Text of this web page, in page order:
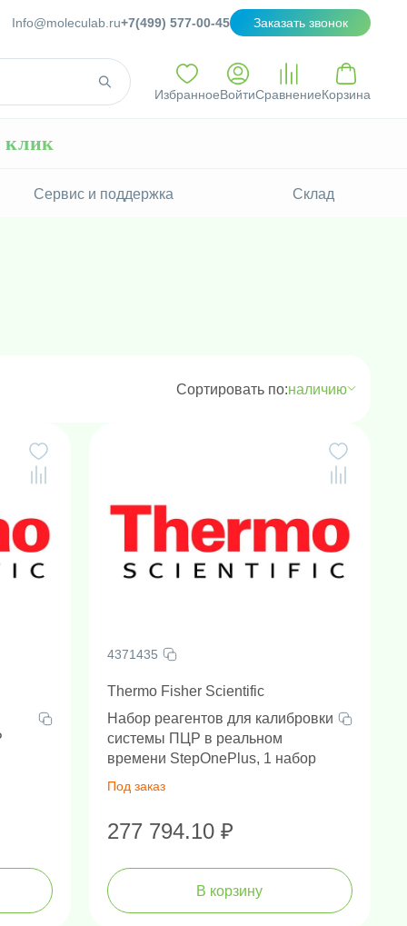
Info@moleculab.ru+7(499) 577-00-45 Заказать звонок
ИзбранноеВойтиСравнениеКорзина
клик
Сервис и поддержка Склад
Сортировать по:наличию
4371435
Thermo Fisher Scientific
Набор реагентов для калибровки
системы ПЦР в реальном
времени StepOnePlus, 1 набор
Под заказ
277 794.10 ₽
В корзину